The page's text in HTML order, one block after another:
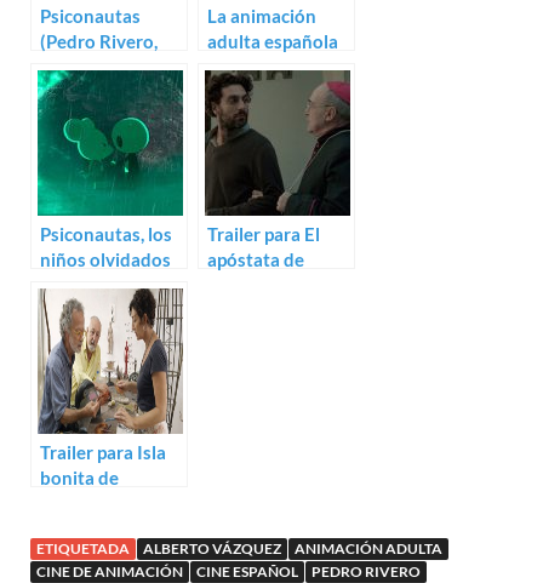
Psiconautas
(Pedro Rivero,
Alberto Vázquez)
La animación
adulta española
vuelve con
Psiconautas
Psiconautas, los
niños olvidados
(Pedro Rivero,
Alberto Vázquez)
Trailer para El
apóstata de
Trailer para Isla
bonita de
ETIQUETADA ALBERTO VÁZQUEZ
ANIMACIÓN ADULTA
CINE DE ANIMACIÓN
CINE ESPAÑOL
PEDRO RIVERO